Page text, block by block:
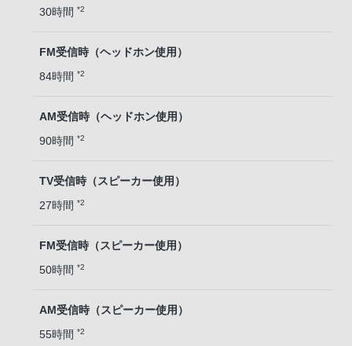
30時間 *2
FM受信時（ヘッドホン使用）
84時間 *2
AM受信時（ヘッドホン使用）
90時間 *2
TV受信時（スピーカー使用）
27時間 *2
FM受信時（スピーカー使用）
50時間 *2
AM受信時（スピーカー使用）
55時間 *2